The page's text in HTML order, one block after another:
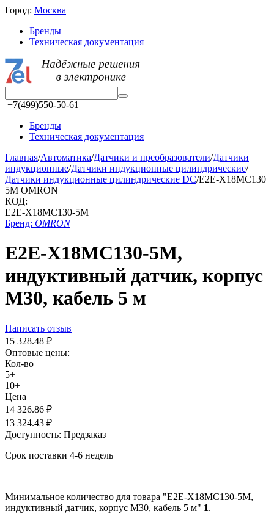
Город: Москва
Бренды
Техническая документация
+7(499)550-50-61
Бренды
Техническая документация
Главная/Автоматика/Датчики и преобразователи/Датчики
индукционные/Датчики индукционные цилиндрические/
Датчики индукционные цилиндрические DC/E2E-X18MC130
5M OMRON
КОД:
E2E-X18MC130-5M
Бренд: OMRON
E2E-X18MC130-5M,
индуктивный датчик, корпус
М30, кабель 5 м
Написать отзыв
15 328.48 ₽
Оптовые цены:
Кол-во
5+
10+
Цена
14 326.86 ₽
13 324.43 ₽
Доступность: Предзаказ
Срок поставки 4-6 недель
Минимальное количество для товара "E2E-X18MC130-5M,
индуктивный датчик, корпус М30, кабель 5 м" 1.